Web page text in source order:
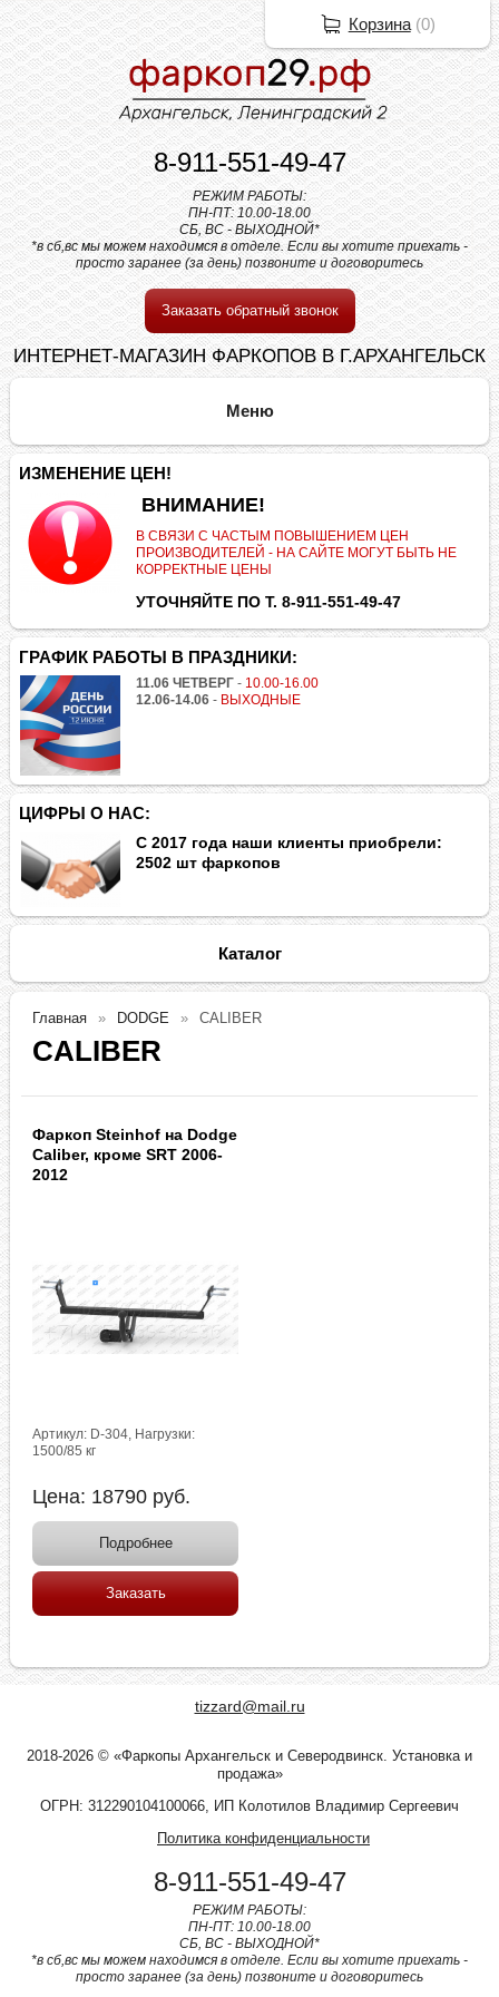
8-911-551-49-47
РЕЖИМ РАБОТЫ:
ПН-ПТ: 10.00-18.00
СБ, ВС - ВЫХОДНОЙ*
*в сб,вс мы можем находимся в отделе. Если вы хотите приехать -
просто заранее (за день) позвоните и договоритесь
Заказать обратный звонок
ИНТЕРНЕТ-МАГАЗИН ФАРКОПОВ В Г.АРХАНГЕЛЬСК
ИЗМЕНЕНИЕ ЦЕН!
ВНИМАНИЕ!
В СВЯЗИ С ЧАСТЫМ ПОВЫШЕНИЕМ ЦЕН
ПРОИЗВОДИТЕЛЕЙ - НА САЙТЕ МОГУТ БЫТЬ НЕ
КОРРЕКТНЫЕ ЦЕНЫ
УТОЧНЯЙТЕ ПО Т. 8-911-551-49-47
ГРАФИК РАБОТЫ В ПРАЗДНИКИ:
11.06 ЧЕТВЕРГ - 10.00-16.00
12.06-14.06 - ВЫХОДНЫЕ
ЦИФРЫ О НАС:
С 2017 года наши клиенты приобрели:
2502 шт фаркопов
Каталог
Главная DODGE CALIBER
CALIBER
Фаркоп Steinhof на Dodge
Caliber, кроме SRT 2006-
2012
Артикул: D-304, Нагрузки:
1500/85 кг
Цена: 18790 руб.
Подробнее
Заказать
tizzard@mail.ru
2018-2026 © «Фаркопы Архангельск и Северодвинск. Установка и
продажа»
ОГРН: 312290104100066, ИП Колотилов Владимир Сергеевич
Политика конфиденциальности
8-911-551-49-47
РЕЖИМ РАБОТЫ:
ПН-ПТ: 10.00-18.00
СБ, ВС - ВЫХОДНОЙ*
*в сб,вс мы можем находимся в отделе. Если вы хотите приехать -
просто заранее (за день) позвоните и договоритесь
Корзина(0)